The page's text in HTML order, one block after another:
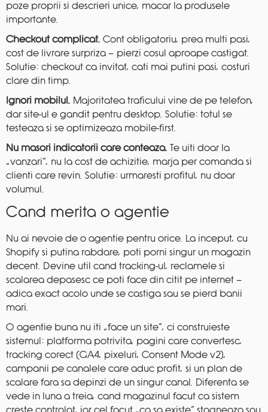
poze proprii si descrieri unice, macar la produsele
importante.
Checkout complicat. Cont obligatoriu, prea multi pasi,
cost de livrare surpriza — pierzi cosul aproape castigat.
Solutie: checkout ca invitat, cati mai putini pasi, costuri
clare din timp.
Ignori mobilul. Majoritatea traficului vine de pe telefon,
dar site-ul e gandit pentru desktop. Solutie: totul se
testeaza si se optimizeaza mobile-first.
Nu masori indicatorii care conteaza. Te uiti doar la
„vanzari”, nu la cost de achizitie, marja per comanda si
clienti care revin. Solutie: urmaresti profitul, nu doar
volumul.
Cand merita o agentie
Nu ai nevoie de o agentie pentru orice. La inceput, cu
Shopify si putina rabdare, poti porni singur un magazin
decent. Devine util cand tracking-ul, reclamele si
scalarea depasesc ce poti face din citit pe internet —
adica exact acolo unde se castiga sau se pierd banii
mari.
O agentie buna nu iti „face un site”, ci construieste
sistemul: platforma potrivita, pagini care convertesc,
tracking corect (GA4, pixeluri, Consent Mode v2),
campanii pe canalele care aduc profit, si un plan de
scalare fara sa depinzi de un singur canal. Diferenta se
vede in luna a treia, cand magazinul facut ca sistem
creste controlat, iar cel facut „ca sa existe” stagneaza sau